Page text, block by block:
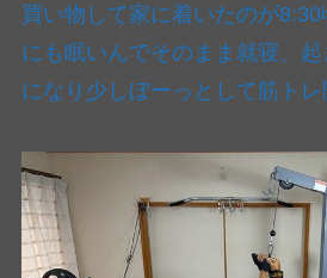
買い物して家に着いたのが8:30
にも眠いんでそのまま就寝、
になり少しぼーっとして筋トレ